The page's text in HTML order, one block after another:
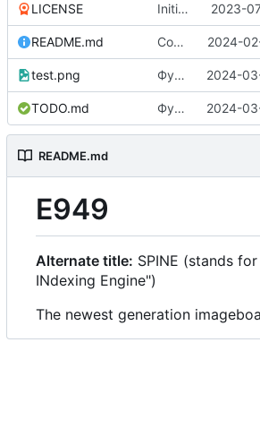
LICENSE Initial commit 2023-
README.md Создание поста 2024-
test.png Функция поиска по постам 2024-
TODO.md Функция поиска по постам 2024-
README.md
E949
Alternate title: SPINE (stands
INdexing Engine")
The newest generation